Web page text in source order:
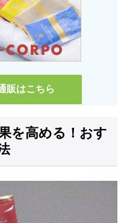
販はこちら
を高める！おす